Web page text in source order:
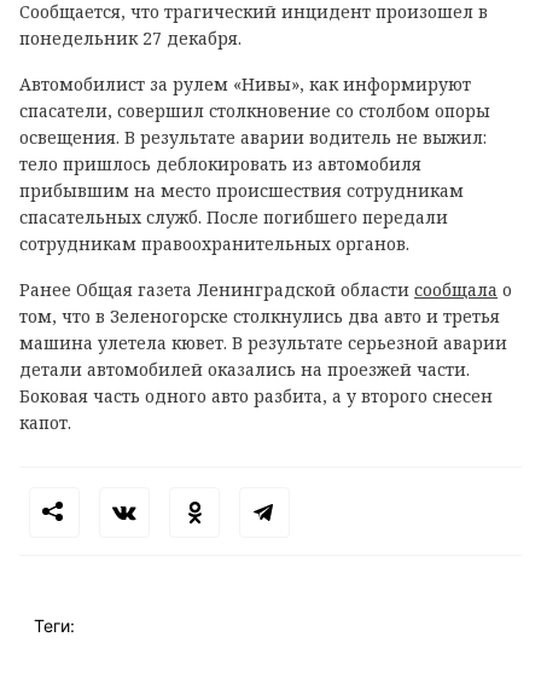
Сообщается, что трагический инцидент произошел в
понедельник 27 декабря.
Автомобилист за рулем «Нивы», как информируют
спасатели, совершил столкновение со столбом опоры
освещения. В результате аварии водитель не выжил:
тело пришлось деблокировать из автомобиля
прибывшим на место происшествия сотрудникам
спасательных служб. После погибшего передали
сотрудникам правоохранительных органов.
Ранее Общая газета Ленинградской области сообщала о
том, что в Зеленогорске столкнулись два авто и третья
машина улетела кювет. В результате серьезной аварии
детали автомобилей оказались на проезжей части.
Боковая часть одного авто разбита, а у второго снесен
капот.
Теги: